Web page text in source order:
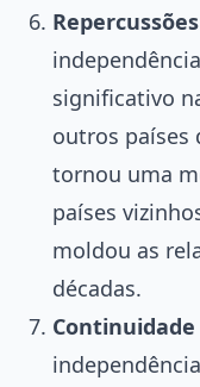
significativo
outros países
tornou uma
países
moldou as
décadas.